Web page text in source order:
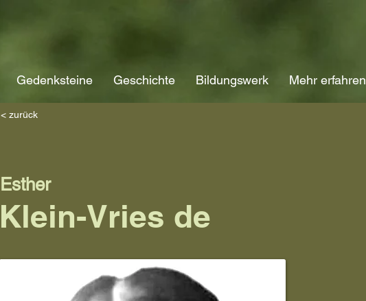
Gedenksteine Geschichte Bildungswerk Mehr erfahren
< zurück
Klein-Vries de
Esther